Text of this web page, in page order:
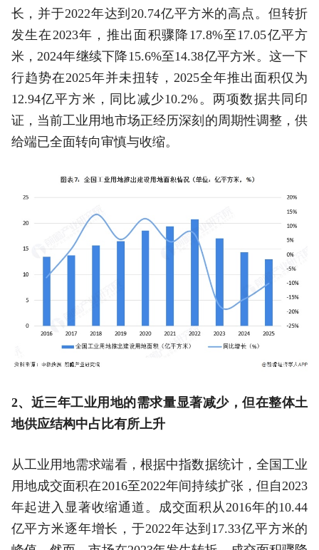
长，并于2022年达到20.74亿平方米的高点。但转折
发生在2023年，推出面积骤降17.8%至17.05亿平方
米，2024年继续下降15.6%至14.38亿平方米。这一下
行趋势在2025年并未扭转，2025全年推出面积仅为
12.94亿平方米，同比减少10.2%。两项数据共同印
证，当前工业用地市场正经历深刻的周期性调整，供
给端已全面转向审慎与收缩。
2、近三年工业用地的需求量显著减少，但在整体土
地供应结构中占比有所上升
从工业用地需求端看，根据中指数据统计，全国工业
用地成交面积在2016至2022年间持续扩张，但自2023
年起进入显著收缩通道。成交面积从2016年的10.44
亿平方米逐年增长，于2022年达到17.33亿平方米的